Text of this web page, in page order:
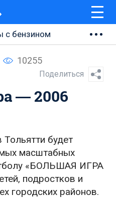
с бензином
10255
Поделиться
— 2006
будет
масштабных
«БОЛЬШАЯ ИГРА
подростков и
городских районов.